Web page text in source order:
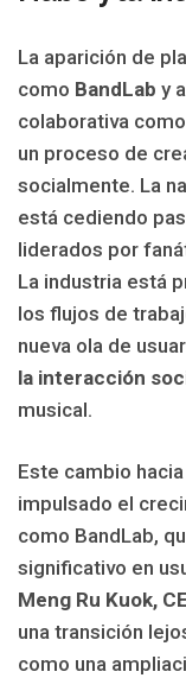
La aparición de
como BandLab y
colaborativa como
un proceso de
socialmente. La
está cediendo
liderados por
La industria está
los flujos de
nueva ola de
la interacción
musical.
Este cambio
impulsado el
como BandLab,
significativo en
Meng Ru Kuok,
una transición
como una